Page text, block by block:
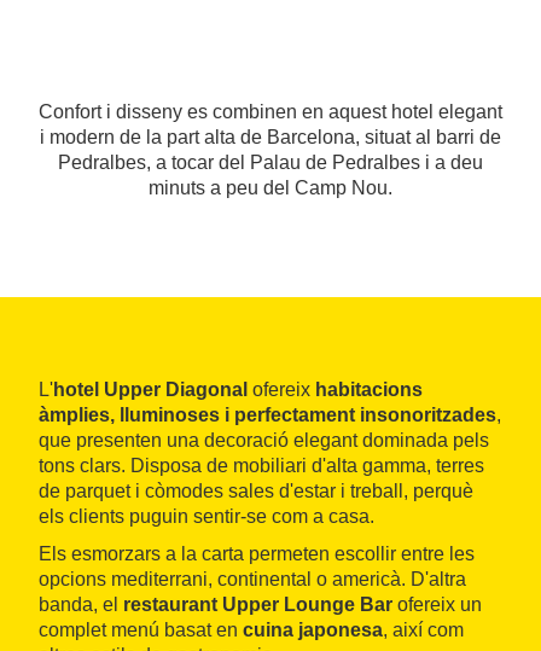
Confort i disseny es combinen en aquest hotel elegant
i modern de la part alta de Barcelona, situat al barri de
Pedralbes, a tocar del Palau de Pedralbes i a deu
minuts a peu del Camp Nou.
L'hotel Upper Diagonal ofereix habitacions
àmplies, lluminoses i perfectament insonoritzades,
que presenten una decoració elegant dominada pels
tons clars. Disposa de mobiliari d'alta gamma, terres
de parquet i còmodes sales d'estar i treball, perquè
els clients puguin sentir-se com a casa.
Els esmorzars a la carta permeten escollir entre les
opcions mediterrani, continental o americà. D'altra
banda, el restaurant Upper Lounge Bar ofereix un
complet menú basat en cuina japonesa, així com